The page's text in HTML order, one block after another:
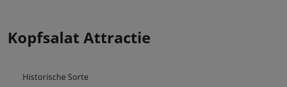
Kopfsalat Attractie
Historische Sorte